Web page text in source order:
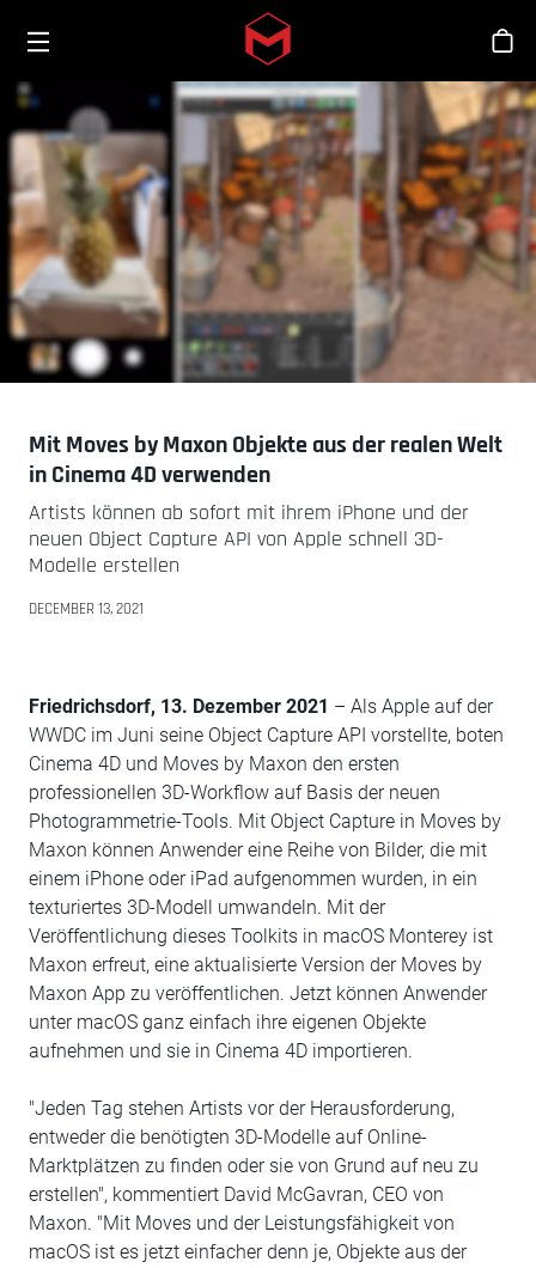
Skip to main content
Mit Moves by Maxon Objekte aus der realen Welt
in Cinema 4D verwenden
Artists können ab sofort mit ihrem iPhone und der
neuen Object Capture API von Apple schnell 3D-
Modelle erstellen
DECEMBER 13, 2021
Friedrichsdorf, 13. Dezember 2021 – Als Apple auf der
WWDC im Juni seine Object Capture API vorstellte, boten
Cinema 4D und Moves by Maxon den ersten
professionellen 3D-Workflow auf Basis der neuen
Photogrammetrie-Tools. Mit Object Capture in Moves by
Maxon können Anwender eine Reihe von Bilder, die mit
einem iPhone oder iPad aufgenommen wurden, in ein
texturiertes 3D-Modell umwandeln. Mit der
Veröffentlichung dieses Toolkits in macOS Monterey ist
Maxon erfreut, eine aktualisierte Version der Moves by
Maxon App zu veröffentlichen. Jetzt können Anwender
unter macOS ganz einfach ihre eigenen Objekte
aufnehmen und sie in Cinema 4D importieren.
"Jeden Tag stehen Artists vor der Herausforderung,
entweder die benötigten 3D-Modelle auf Online-
Marktplätzen zu finden oder sie von Grund auf neu zu
erstellen", kommentiert David McGavran, CEO von
Maxon. "Mit Moves und der Leistungsfähigkeit von
macOS ist es jetzt einfacher denn je, Objekte aus der